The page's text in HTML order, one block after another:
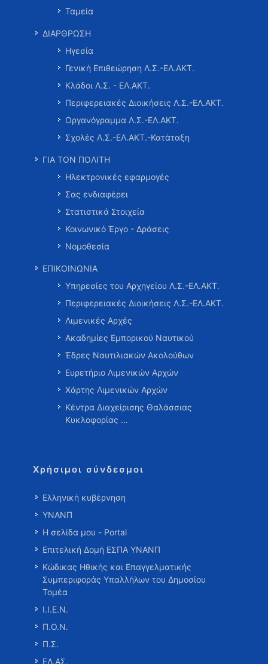
Ταμεία
ΔΙΑΡΘΡΩΣΗ
Ηγεσία
Γενική Επιθεώρηση Λ.Σ.-ΕΛ.ΑΚΤ.
Κλάδοι Λ.Σ. - ΕΛ.ΑΚΤ.
Περιφερειακές Διοικήσεις Λ.Σ.-ΕΛ.ΑΚΤ.
Οργανόγραμμα Λ.Σ.-ΕΛ.ΑΚΤ.
Σχολές Λ.Σ.-ΕΛ.ΑΚΤ.-Κατάταξη
ΓΙΑ ΤΟΝ ΠΟΛΙΤΗ
Ηλεκτρονικές εφαρμογές
Σας ενδιαφέρει
Στατιστικά Στοιχεία
Κοινωνικό Έργο - Δράσεις
Νομοθεσία
ΕΠΙΚΟΙΝΩΝΙΑ
Υπηρεσίες του Αρχηγείου Λ.Σ.-ΕΛ.ΑΚΤ.
Περιφερειακές Διοικήσεις Λ.Σ.-ΕΛ.ΑΚΤ.
Λιμενικές Αρχές
Ακαδημίες Εμπορικού Ναυτικού
Έδρες Ναυτιλιακών Ακολούθων
Ευρετήριο Λιμενικών Αρχών
Χάρτης Λιμενικών Αρχών
Κέντρα Διαχείρισης Θαλάσσιας
Κυκλοφορίας …
Χρήσιμοι σύνδεσμοι
Ελληνική κυβέρνηση
ΥΝΑΝΠ
Η σελίδα μου - Portal
Επιτελική Δομή ΕΣΠΑ ΥΝΑΝΠ
Κώδικας Ηθικής και Επαγγελματικής
Συμπεριφοράς Υπαλλήλων του Δημοσίου
Τομέα
Ι.Ι.Ε.Ν.
Π.Ο.Ν.
Π.Σ.
ΕΛ.ΑΣ.